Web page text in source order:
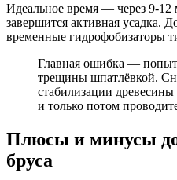
Идеальное время — через 9-12
завершится активная усадка.
временные гидрофобизаторы
Главная ошибка —
трещины шпатлёвкой.
стабилизации
и только потом
Плюсы и минусы
бруса